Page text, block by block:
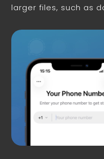
larger files, such as